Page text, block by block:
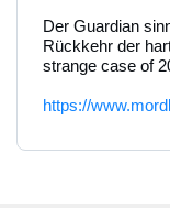
Der Guardian
Rückkehr der
strange case of
https://